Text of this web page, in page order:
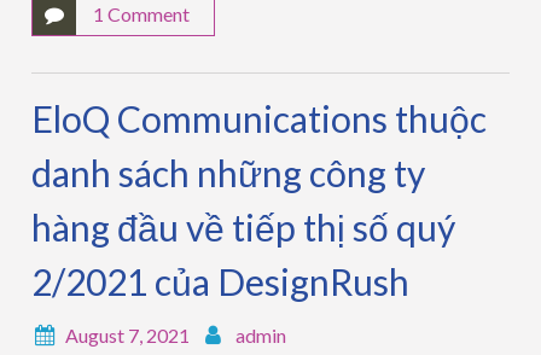
1 Comment
EloQ Communications thuộc
danh sách những công ty
hàng đầu về tiếp thị số quý
2/2021 của DesignRush
August 7, 2021 admin